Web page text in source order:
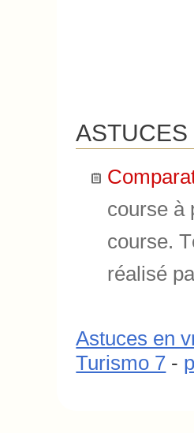
course à
course.
réalisé
Astuces en
Turismo 7 -